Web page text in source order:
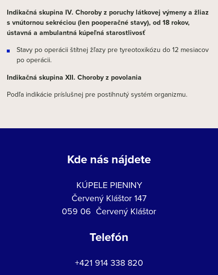
Indikačná skupina IV. Choroby z poruchy látkovej výmeny a žliaz
s vnútornou sekréciou (len pooperačné stavy), od 18 rokov,
ústavná a ambulantná kúpeľná starostlivosť
Stavy po operácii štítnej žľazy pre tyreotoxikózu do 12 mesiacov
po operácii.
Indikačná skupina XII. Choroby z povolania
Podľa indikácie príslušnej pre postihnutý systém organizmu.
Kde nás nájdete
KÚPELE PIENINY
Červený Kláštor 147
059 06 Červený Kláštor
Telefón
+421 914 338 820